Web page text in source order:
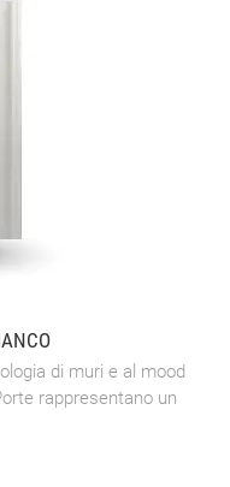
di muri e al mood
rappresentano un